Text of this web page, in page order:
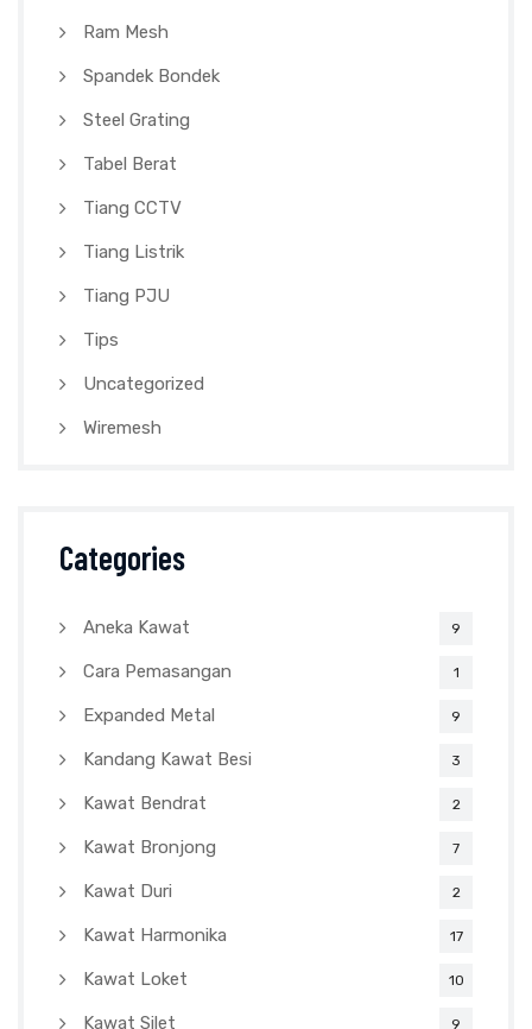
Ram Mesh
Spandek Bondek
Steel Grating
Tabel Berat
Tiang CCTV
Tiang Listrik
Tiang PJU
Tips
Uncategorized
Wiremesh
Categories
Aneka Kawat 9
Cara Pemasangan 1
Expanded Metal 9
Kandang Kawat Besi 3
Kawat Bendrat 2
Kawat Bronjong 7
Kawat Duri 2
Kawat Harmonika 17
Kawat Loket 10
Kawat Silet 9